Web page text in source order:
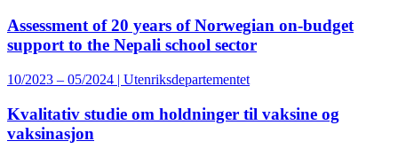
Assessment of 20 years of Norwegian on-budget
support to the Nepali school sector
10/2023 – 05/2024 | Utenriksdepartementet
Kvalitativ studie om holdninger til vaksine og
vaksinasjon